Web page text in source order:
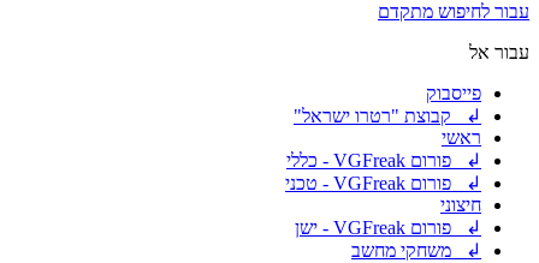
עבור לחיפוש מתקדם
עבור אל
פייסבוק
↲ קבוצת "רטרו ישראל"
ראשי
↲ פורום VGFreak - כללי
↲ פורום VGFreak - טכני
חיצוני
↲ פורום VGFreak - ישן
↲ משחקי מחשב